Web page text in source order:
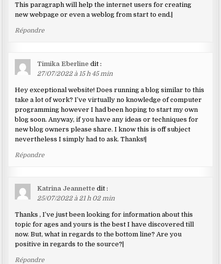
This paragraph will help the internet users for creating
new webpage or even a weblog from start to end.|
Répondre
Timika Eberline dit :
27/07/2022 à 15 h 45 min
Hey exceptional website! Does running a blog similar to this
take a lot of work? I’ve virtually no knowledge of computer
programming however I had been hoping to start my own
blog soon. Anyway, if you have any ideas or techniques for
new blog owners please share. I know this is off subject
nevertheless I simply had to ask. Thanks!|
Répondre
Katrina Jeannette dit :
25/07/2022 à 21 h 02 min
Thanks , I’ve just been looking for information about this
topic for ages and yours is the best I have discovered till
now. But, what in regards to the bottom line? Are you
positive in regards to the source?|
Répondre